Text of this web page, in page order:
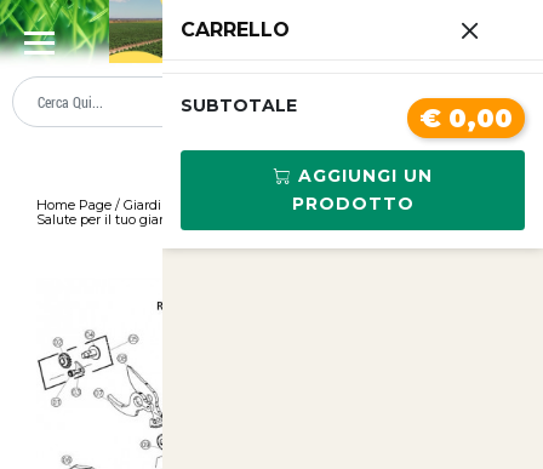
Home Page / Giardinaggio
Accessori per Giardino e Parchi: Comfort e
Salute per il tuo giardino con la Lam
CARRELLO
SUBTOTALE € 0,00
AGGIUNGI UN
PRODOTTO